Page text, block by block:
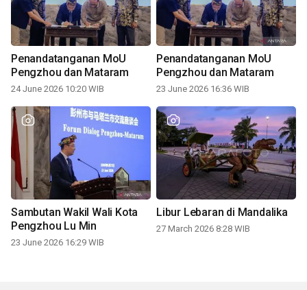
Penandatanganan MoU
Pengzhou dan Mataram
24 June 2026 10:20 WIB
Penandatanganan MoU
Pengzhou dan Mataram
23 June 2026 16:36 WIB
Sambutan Wakil Wali Kota
Pengzhou Lu Min
23 June 2026 16:29 WIB
Libur Lebaran di Mandalika
27 March 2026 8:28 WIB